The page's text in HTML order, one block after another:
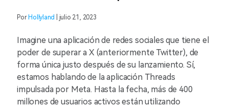
Por Hollyland | julio 21, 2023
Imagine una aplicación de redes sociales que tiene el
poder de superar a X (anteriormente Twitter), de
forma única justo después de su lanzamiento. Sí,
estamos hablando de la aplicación Threads
impulsada por Meta. Hasta la fecha, más de 400
millones de usuarios activos están utilizando